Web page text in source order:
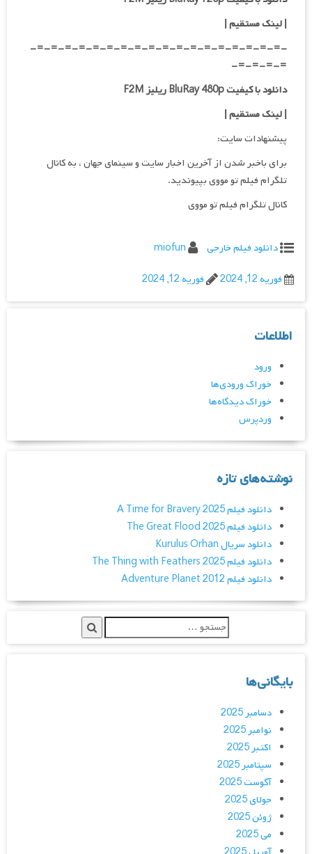
| لینک مستقیم|
-=-=-=-=-=-=-=-=-=-=-=-=-=-=-=-=-=-=-
=-=-=-=-
دانلود با کیفیت BluRay 480p ریلیز F2M
| لینک مستقیم|
پیشنهادات سایت:
برای باخبر شدن از آخرین اخبار سایت و سینمای جهان ، به کانال
تلگرام فیلم تو مووی بپیوندید.
کانال تلگرام فیلم تو مووی
دانلود فیلم خارجی
miofun
فوریه 12, 2024
فوریه 12, 2024
اطلاعات
ورود
خوراک ورودی‌ها
خوراک دیدگاه‌ها
وردپرس
نوشته‌های تازه
دانلود فیلم A Time for Bravery 2025
دانلود فیلم The Great Flood 2025
دانلود سریال Kurulus Orhan
دانلود فیلم The Thing with Feathers 2025
دانلود فیلم Adventure Planet 2012
بایگانی‌ها
دسامبر 2025
نوامبر 2025
اکتبر 2025
سپتامبر 2025
آگوست 2025
جولای 2025
ژوئن 2025
می 2025